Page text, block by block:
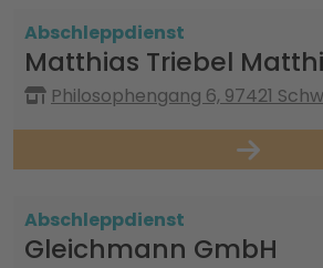
Abschleppdienst
Matthias Triebel
Philosophengang 6, 97421
Abschleppdienst
Gleichmann GmbH